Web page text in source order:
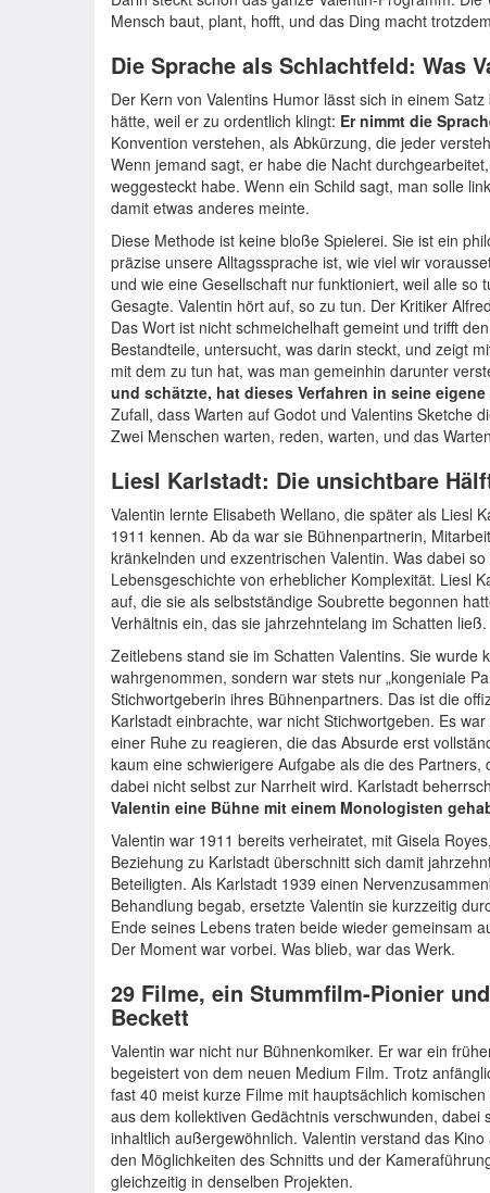
Mensch baut, plant, hofft, und das Ding macht
Die Sprache als Schlachtfeld: Was
Der Kern von Valentins Humor lässt sich in einem
hätte, weil er zu ordentlich klingt: Er nimmt die
Konvention verstehen, als Abkürzung, die jeder
Wenn jemand sagt, er habe die Nacht
weggesteckt habe. Wenn ein Schild sagt, man solle
damit etwas anderes meinte.
Diese Methode ist keine bloße Spielerei. Sie ist ein
präzise unsere Alltagssprache ist, wie viel wir
und wie eine Gesellschaft nur funktioniert, weil alle so
Gesagte. Valentin hört auf, so zu tun. Der Kritiker
Das Wort ist nicht schmeichelhaft gemeint und trifft
Bestandteile, untersucht, was darin steckt, und zeigt
mit dem zu tun hat, was man gemeinhin darunter
und schätzte, hat dieses Verfahren in seine
Zufall, dass Warten auf Godot und Valentins Sketche
Zwei Menschen warten, reden, warten, und das
Liesl Karlstadt: Die unsichtbare
Valentin lernte Elisabeth Wellano, die später als Liesl
1911 kennen. Ab da war sie Bühnenpartnerin,
kränkelnden und exzentrischen Valentin. Was dabei
Lebensgeschichte von erheblicher Komplexität. Liesl
auf, die sie als selbstständige Soubrette begonnen
Verhältnis ein, das sie jahrzehntelang im Schatten ließ.
Zeitlebens stand sie im Schatten Valentins. Sie wurde
wahrgenommen, sondern war stets nur „kongeniale
Stichwortgeberin ihres Bühnenpartners. Das ist die
Karlstadt einbrachte, war nicht Stichwortgeben. Es
einer Ruhe zu reagieren, die das Absurde erst
kaum eine schwierigere Aufgabe als die des
dabei nicht selbst zur Narrheit wird. Karlstadt
Valentin eine Bühne mit einem Monologisten
Valentin war 1911 bereits verheiratet, mit Gisela
Beziehung zu Karlstadt überschnitt sich damit
Beteiligten. Als Karlstadt 1939 einen
Behandlung begab, ersetzte Valentin sie kurzzeitig
Ende seines Lebens traten beide wieder gemeinsam
Der Moment war vorbei. Was blieb, war das Werk.
29 Filme, ein Stummfilm-Pionier
Beckett
Valentin war nicht nur Bühnenkomiker. Er war ein
begeistert von dem neuen Medium Film. Trotz
fast 40 meist kurze Filme mit hauptsächlich
aus dem kollektiven Gedächtnis verschwunden, dabei
inhaltlich außergewöhnlich. Valentin verstand das
den Möglichkeiten des Schnitts und der
gleichzeitig in denselben Projekten.